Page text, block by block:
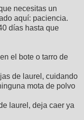
necesitas un
aquí: paciencia.
días hasta que
el bote o tarro de
de laurel, cuidando
mota de polvo
laurel, deja caer ya